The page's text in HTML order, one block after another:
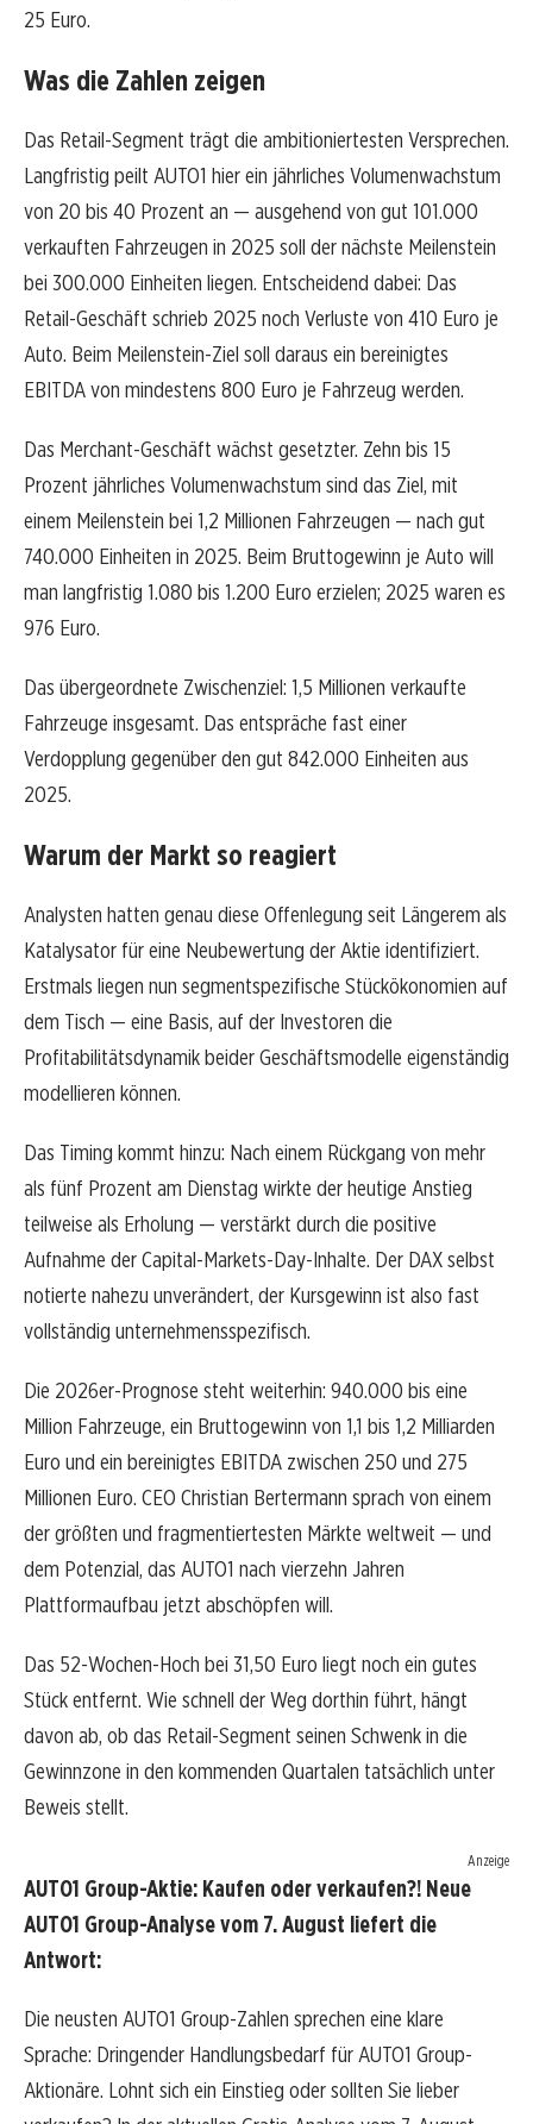
25 Euro.
Was die Zahlen zeigen
Das Retail-Segment trägt die ambitioniertesten Versprechen.
Langfristig peilt AUTO1 hier ein jährliches Volumenwachstum
von 20 bis 40 Prozent an — ausgehend von gut 101.000
verkauften Fahrzeugen in 2025 soll der nächste Meilenstein
bei 300.000 Einheiten liegen. Entscheidend dabei: Das
Retail-Geschäft schrieb 2025 noch Verluste von 410 Euro je
Auto. Beim Meilenstein-Ziel soll daraus ein bereinigtes
EBITDA von mindestens 800 Euro je Fahrzeug werden.
Das Merchant-Geschäft wächst gesetzter. Zehn bis 15
Prozent jährliches Volumenwachstum sind das Ziel, mit
einem Meilenstein bei 1,2 Millionen Fahrzeugen — nach gut
740.000 Einheiten in 2025. Beim Bruttogewinn je Auto will
man langfristig 1.080 bis 1.200 Euro erzielen; 2025 waren es
976 Euro.
Das übergeordnete Zwischenziel: 1,5 Millionen verkaufte
Fahrzeuge insgesamt. Das entspräche fast einer
Verdopplung gegenüber den gut 842.000 Einheiten aus
2025.
Warum der Markt so reagiert
Analysten hatten genau diese Offenlegung seit Längerem als
Katalysator für eine Neubewertung der Aktie identifiziert.
Erstmals liegen nun segmentspezifische Stückökonomien auf
dem Tisch — eine Basis, auf der Investoren die
Profitabilitätsdynamik beider Geschäftsmodelle eigenständig
modellieren können.
Das Timing kommt hinzu: Nach einem Rückgang von mehr
als fünf Prozent am Dienstag wirkte der heutige Anstieg
teilweise als Erholung — verstärkt durch die positive
Aufnahme der Capital-Markets-Day-Inhalte. Der DAX selbst
notierte nahezu unverändert, der Kursgewinn ist also fast
vollständig unternehmensspezifisch.
Die 2026er-Prognose steht weiterhin: 940.000 bis eine
Million Fahrzeuge, ein Bruttogewinn von 1,1 bis 1,2 Milliarden
Euro und ein bereinigtes EBITDA zwischen 250 und 275
Millionen Euro. CEO Christian Bertermann sprach von einem
der größten und fragmentiertesten Märkte weltweit — und
dem Potenzial, das AUTO1 nach vierzehn Jahren
Plattformaufbau jetzt abschöpfen will.
Das 52-Wochen-Hoch bei 31,50 Euro liegt noch ein gutes
Stück entfernt. Wie schnell der Weg dorthin führt, hängt
davon ab, ob das Retail-Segment seinen Schwenk in die
Gewinnzone in den kommenden Quartalen tatsächlich unter
Beweis stellt.
Anzeige
AUTO1 Group-Aktie: Kaufen oder verkaufen?! Neue
AUTO1 Group-Analyse vom 7. August liefert die
Antwort:
Die neusten AUTO1 Group-Zahlen sprechen eine klare
Sprache: Dringender Handlungsbedarf für AUTO1 Group-
Aktionäre. Lohnt sich ein Einstieg oder sollten Sie lieber